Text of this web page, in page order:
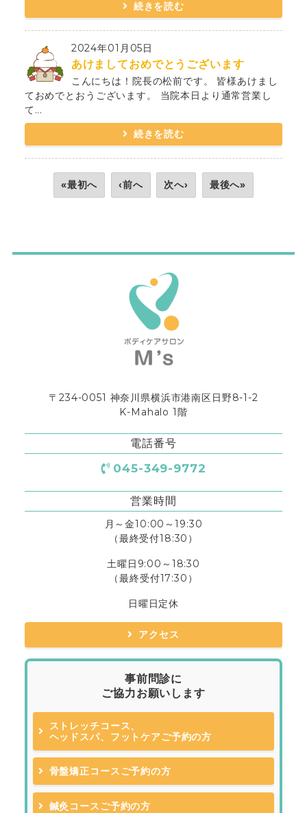
続きを読む
2024年01月05日
あけましておめでとうございます
こんにちは！院長の松前です。 皆様あけまし
ておめでとおうございます。 当院本日より通常営業し
て...
続きを読む
«最初へ ‹前へ 次へ› 最後へ»
〒234-0051 神奈川県横浜市港南区日野8-1-2
K-Mahalo 1階
電話番号
045-349-9772
営業時間
月～金10:00～19:30
（最終受付18:30）
土曜日9:00～18:30
（最終受付17:30）
日曜日定休
アクセス
事前問診に
ご協力お願いします
ストレッチコース、
ヘッドスパ、フットケアご予約の方
骨盤矯正コースご予約の方
鍼灸コースご予約の方